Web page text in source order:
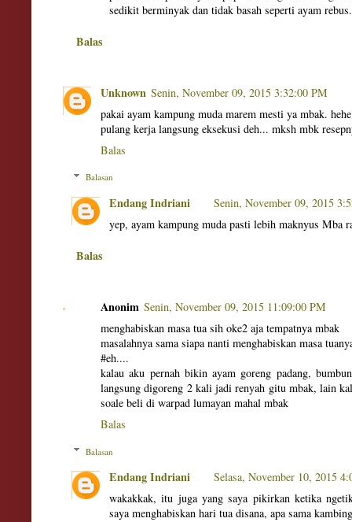
sedikit berminyak dan tidak basah seperti ayam rebus.
Balas
Unknown Senin, November 09, 2015 3:32:00 PM
pakai ayam kampung muda marem mesti ya mbak. hehe
pulang kerja langsung eksekusi deh... mksh mbk
Balas
Balasan
Endang Indriani
Senin, November 09, 2015
yep, ayam kampung muda pasti lebih maknyus Mba
Balas
Anonim Senin, November 09, 2015 11:09:00 PM
menghabiskan masa tua sih oke2 aja tempatnya mbak
masalahnya sama siapa nanti menghabiskan masa
#eh....
kalau aku pernah bikin ayam goreng padang,
langsung digoreng 2 kali jadi renyah gitu mbak, lain
soale beli di warpad lumayan mahal mbak
Balas
Balasan
Endang Indriani
Selasa, November 10, 2015
wakakkak, itu juga yang saya pikirkan ketika
saya menghabiskan hari tua disana, apa sama